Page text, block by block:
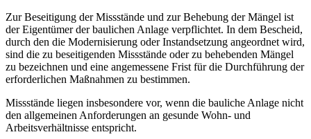
Zur Beseitigung der Missstände und zur Behebung der Mängel ist
der Eigentümer der baulichen Anlage verpflichtet. In dem Bescheid,
durch den die Modernisierung oder Instandsetzung angeordnet wird,
sind die zu beseitigenden Missstände oder zu behebenden Mängel
zu bezeichnen und eine angemessene Frist für die Durchführung der
erforderlichen Maßnahmen zu bestimmen.
Missstände liegen insbesondere vor, wenn die bauliche Anlage nicht
den allgemeinen Anforderungen an gesunde Wohn- und
Arbeitsverhältnisse entspricht.